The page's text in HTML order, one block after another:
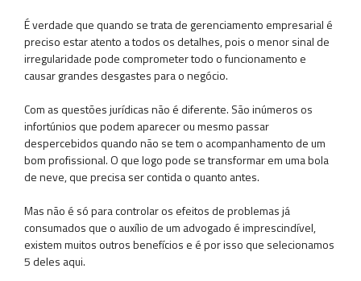
É verdade que quando se trata de gerenciamento empresarial é
preciso estar atento a todos os detalhes, pois o menor sinal de
irregularidade pode comprometer todo o funcionamento e
causar grandes desgastes para o negócio.
Com as questões jurídicas não é diferente. São inúmeros os
infortúnios que podem aparecer ou mesmo passar
despercebidos quando não se tem o acompanhamento de um
bom profissional. O que logo pode se transformar em uma bola
de neve, que precisa ser contida o quanto antes.
Mas não é só para controlar os efeitos de problemas já
consumados que o auxílio de um advogado é imprescindível,
existem muitos outros benefícios e é por isso que selecionamos
5 deles aqui.